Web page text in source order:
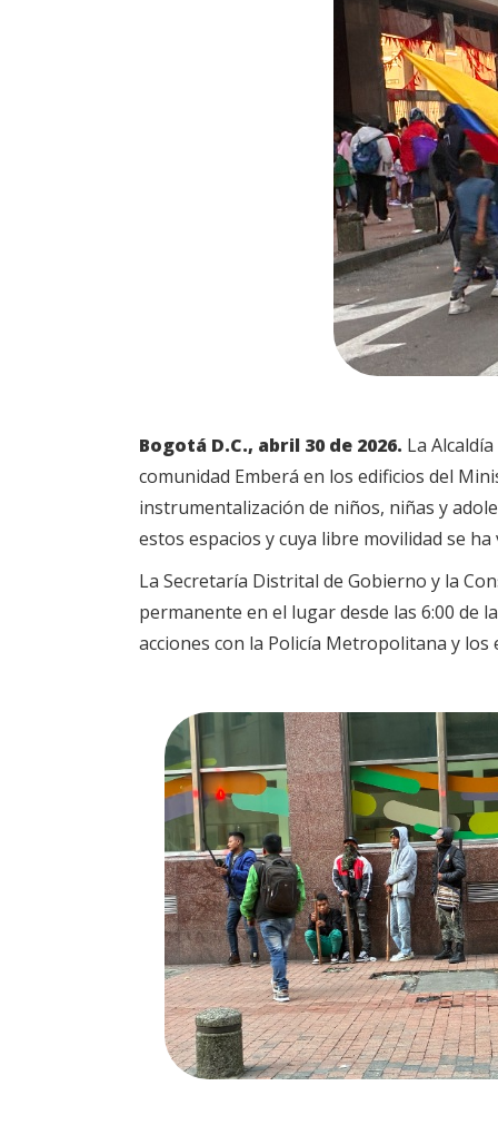
Bogotá D.C., abril 30 de 2026. La
comunidad Emberá en los edificios del
instrumentalización de niños, niñas y
estos espacios y cuya libre movilidad se
La Secretaría Distrital de Gobierno y la
permanente en el lugar desde las 6:00 de
acciones con la Policía Metropolitana y